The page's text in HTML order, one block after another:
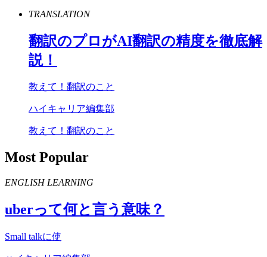
TRANSLATION
翻訳のプロがAI翻訳の精度を徹底解
説！
教えて！翻訳のこと
ハイキャリア編集部
教えて！翻訳のこと
Most Popular
ENGLISH LEARNING
uberって何と言う意味？
Small talkに使